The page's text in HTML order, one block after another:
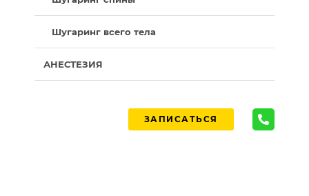
Шугаринг всего тела
АНЕСТЕЗИЯ
ЗАПИСАТЬСЯ